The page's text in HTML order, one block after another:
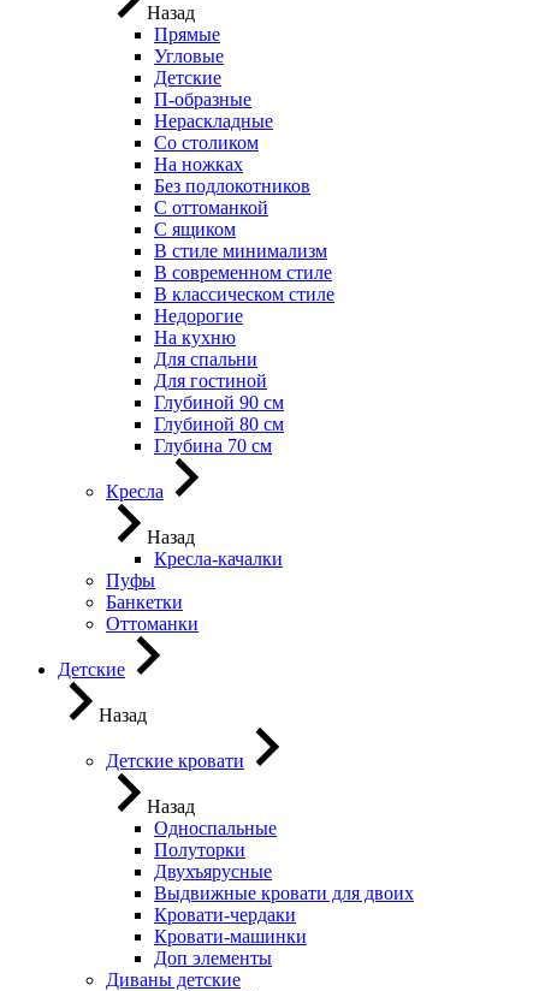
Назад
Прямые
Угловые
Детские
П-образные
Нераскладные
Со столиком
На ножках
Без подлокотников
С оттоманкой
С ящиком
В стиле минимализм
В современном стиле
В классическом стиле
Недорогие
На кухню
Для спальни
Для гостиной
Глубиной 90 см
Глубиной 80 см
Глубина 70 см
Кресла
Назад
Кресла-качалки
Пуфы
Банкетки
Оттоманки
Детские
Назад
Детские кровати
Назад
Односпальные
Полуторки
Двухъярусные
Выдвижные кровати для двоих
Кровати-чердаки
Кровати-машинки
Доп элементы
Диваны детские